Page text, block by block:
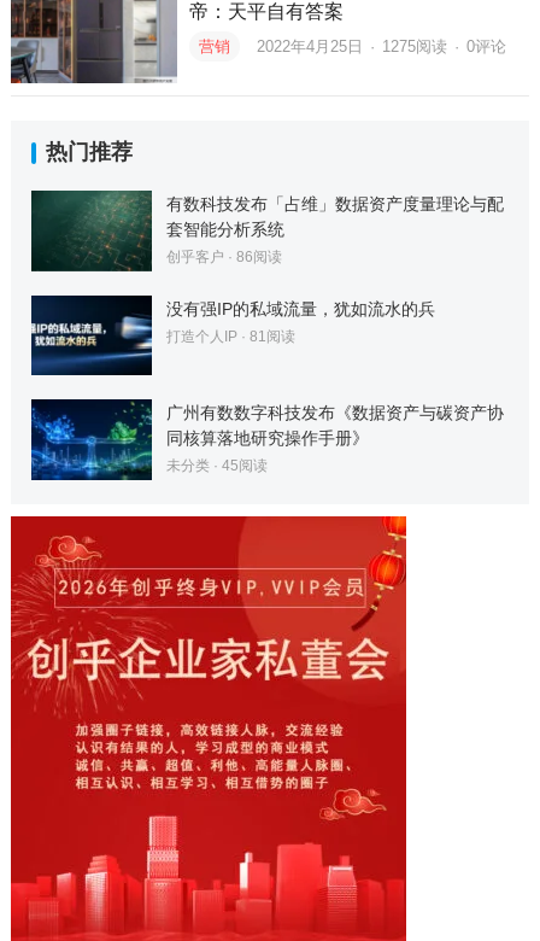
帝：天平自有答案
营销 2022年4月25日 · 1275阅读 · 0评论
热门推荐
有数科技发布「占维」数据资产度量理论与配
套智能分析系统
创乎客户 · 86阅读
没有强IP的私域流量，犹如流水的兵
打造个人IP· 81 阅读
广州有数数字科技发布《数据资产与碳资产协
同核算落地研究操作手册》
未分类· 45阅读